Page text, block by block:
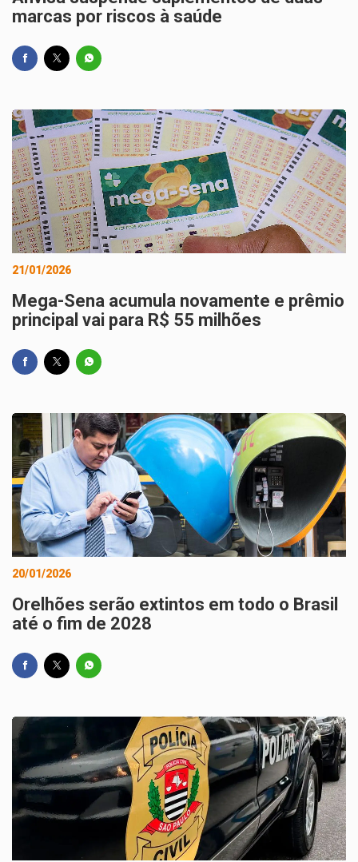
marcas por riscos à saúde
21/01/2026
Mega-Sena acumula novamente e prêmio
principal vai para R$ 55 milhões
20/01/2026
Orelhões serão extintos em todo o Brasil
até o fim de 2028